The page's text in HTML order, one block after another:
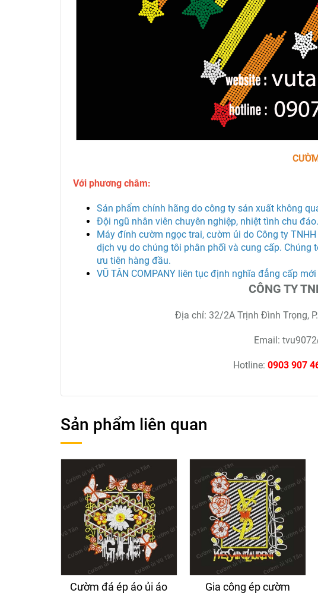
Với phương châm:
Sản phẩm chính hãng do công ty sản xuất không
Đội ngũ nhân viên chuyên nghiệp, nhiệt tình chu đáo.
Máy đính cườm ngọc trai, cườm ủi do Công ty
dịch vụ do chúng tôi phân phối và cung cấp.
ưu tiên hàng đầu.
VŨ TÂN COMPANY liên tục định nghĩa đẳng cấp
CÔNG TY
Địa chỉ: 32/2A Trịnh Đình Trọng,
Email:
Hotline: 0903 907
Sản phẩm liên quan
Cườm đá ép áo ủi áo Gia công ép cườm